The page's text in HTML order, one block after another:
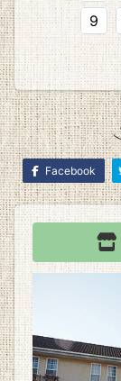
9
Facebook